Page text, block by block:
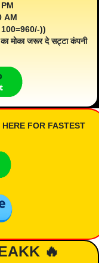
AM
))
मोका जरूर दे सट्टा कंपनी
FOR FASTEST
🔥